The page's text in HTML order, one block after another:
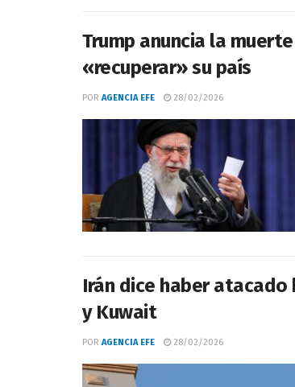
Trump anuncia la
«recuperar» su país
POR AGENCIA EFE 28/02/2026
Irán dice haber atacado
y Kuwait
POR AGENCIA EFE 28/02/2026